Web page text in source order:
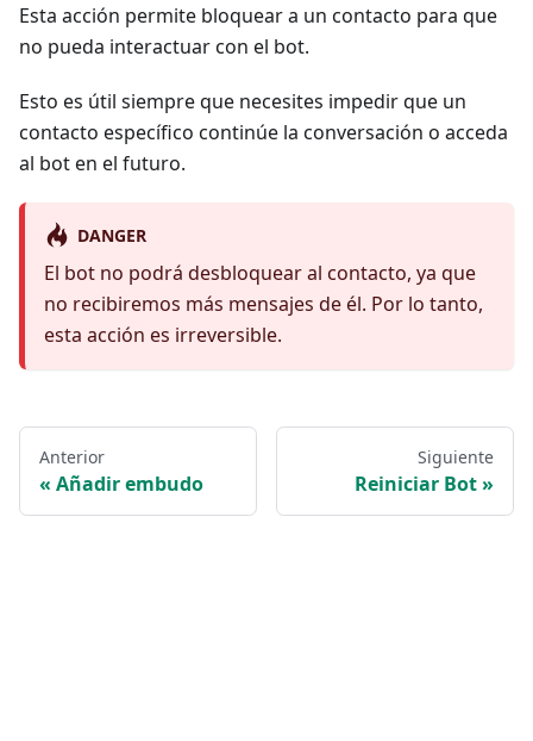
Esta acción permite bloquear a un contacto para que
no pueda interactuar con el bot.
Esto es útil siempre que necesites impedir que un
contacto específico continúe la conversación o acceda
al bot en el futuro.
DANGER
El bot no podrá desbloquear al contacto, ya que
no recibiremos más mensajes de él. Por lo tanto,
esta acción es irreversible.
Anterior
Añadir embudo
Siguiente
Reiniciar Bot